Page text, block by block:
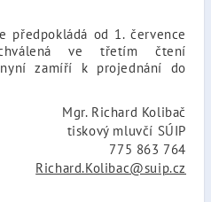
předpokládá od 1. července
ve třetím čtení
nyní zamíří k projednání do
Mgr. Richard Kolibač
tiskový mluvčí SÚIP
775 863 764
Richard.Kolibac@suip.cz